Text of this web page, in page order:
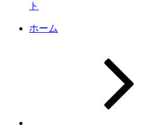
ト
ホーム